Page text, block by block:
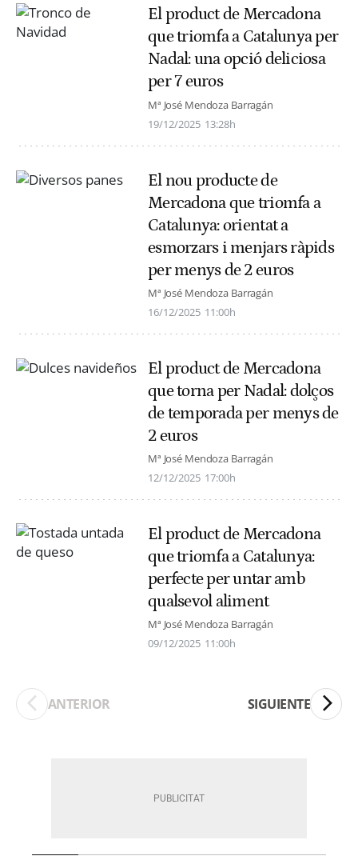
El product de Mercadona
que triomfa a Catalunya per
Nadal: una opció deliciosa
per 7 euros
Mª José Mendoza Barragán
19/12/2025 13:28h
El nou producte de
Mercadona que triomfa a
Catalunya: orientat a
esmorzars i menjars ràpids
per menys de 2 euros
Mª José Mendoza Barragán
16/12/2025 11:00h
El product de Mercadona
que torna per Nadal: dolços
de temporada per menys de
2 euros
Mª José Mendoza Barragán
12/12/2025 17:00h
El product de Mercadona
que triomfa a Catalunya:
perfecte per untar amb
qualsevol aliment
Mª José Mendoza Barragán
09/12/2025 11:00h
ANTERIOR SIGUIENTE